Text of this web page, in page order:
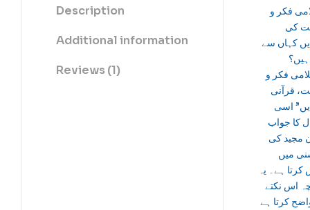
Description
Additional information
Reviews (1)
فکر و
کی
کہاں سے
فکر و
قرآنی
اسی
کا جواب
مجید کی
میں
کرتا ہے۔ یہ
اس نکتے
کرتا ہے